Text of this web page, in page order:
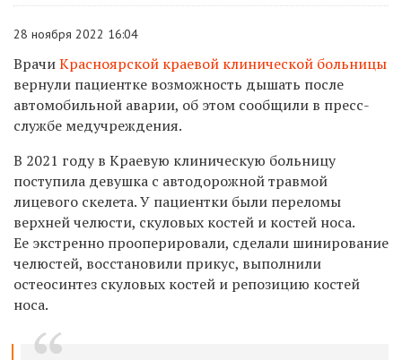
28 ноября 2022 16:04
ВрачиКрасноярской краевой клинической больницы
вернули пациентке возможность дышать после
автомобильной аварии, об этом сообщили в пресс-
службе медучреждения.
В 2021 году в Краевую клиническую больницу
поступила девушка с автодорожной травмой
лицевого скелета. У пациентки были переломы
верхней челюсти, скуловых костей и костей носа.
Ее экстренно прооперировали, сделали шинирование
челюстей, восстановили прикус, выполнили
остеосинтез скуловых костей и репозицию костей
носа.